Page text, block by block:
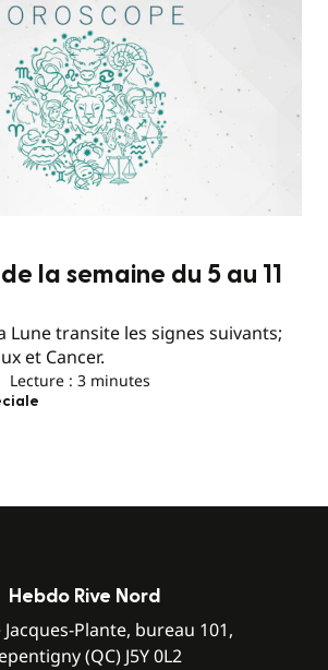
la semaine du 5 au 11
Lune transite les signes suivants;
et Cancer.
Lecture : 3 minutes
Hebdo Rive Nord
Plante, bureau 101,
(QC) J5Y 0L2